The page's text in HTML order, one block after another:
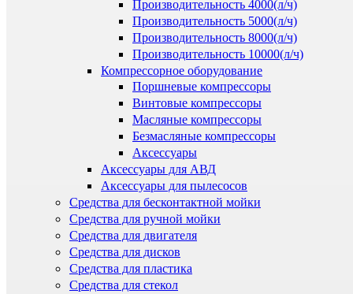
Производительность 4000(л/ч)
Производительность 5000(л/ч)
Производительность 8000(л/ч)
Производительность 10000(л/ч)
Компрессорное оборудование
Поршневые компрессоры
Винтовые компрессоры
Масляные компрессоры
Безмасляные компрессоры
Аксессуары
Аксессуары для АВД
Аксессуары для пылесосов
Средства для бесконтактной мойки
Средства для ручной мойки
Средства для двигателя
Средства для дисков
Средства для пластика
Средства для стекол